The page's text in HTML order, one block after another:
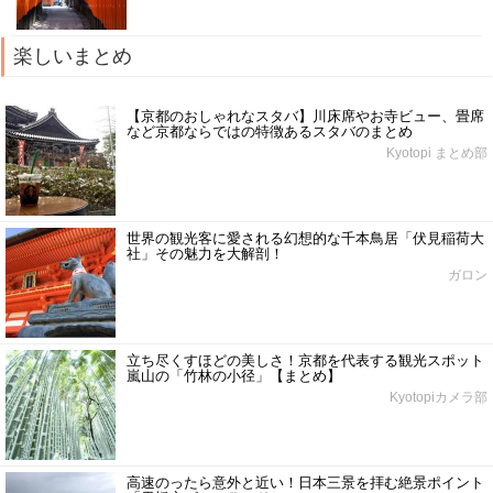
楽しいまとめ
【京都のおしゃれなスタバ】川床席やお寺ビュー、畳席
など京都ならではの特徴あるスタバのまとめ
Kyotopi まとめ部
世界の観光客に愛される幻想的な千本鳥居「伏見稲荷大
社」その魅力を大解剖！
ガロン
立ち尽くすほどの美しさ！京都を代表する観光スポット
嵐山の「竹林の小径」【まとめ】
Kyotopiカメラ部
高速のったら意外と近い！日本三景を拝む絶景ポイント